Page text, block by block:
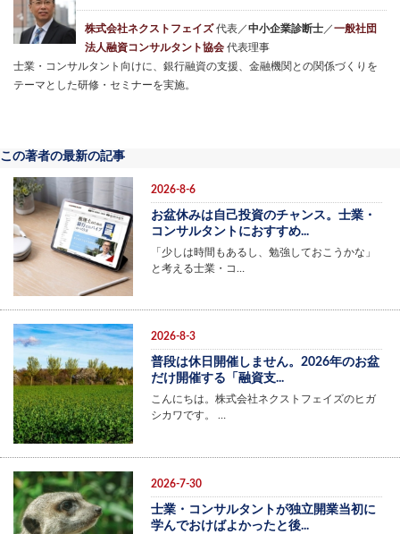
株式会社ネクストフェイズ代表／中小企業診断士 ／一般社団
法人融資コンサルタント協会 代表理事
士業・コンサルタント向けに、銀行融資の支援、金融機関との関係づくりを
テーマとした研修・セミナーを実施。
この著者の最新の記事
2026-8-6
お盆休みは自己投資のチャンス。士業・
コンサルタントにおすすめ...
「少しは時間もあるし、勉強しておこうかな」
と考える士業・コ…
2026-8-3
普段は休日開催しません。2026年のお盆
だけ開催する「融資支...
こんにちは。株式会社ネクストフェイズのヒガ
シカワです。 …
2026-7-30
士業・コンサルタントが独立開業当初に
学んでおけばよかったと後...